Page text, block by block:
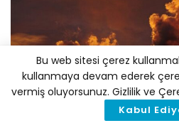
Bu web sitesi çerez
kullanmaya devam ederek
vermiş oluyorsunuz. Gizlilik ve
Kabul